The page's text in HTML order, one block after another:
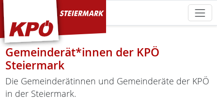
KPÖ Steiermark
Gemeinderät*innen der KPÖ
Steiermark
Die Gemeinderätinnen und Gemeinderäte der KPÖ
in der Steiermark.